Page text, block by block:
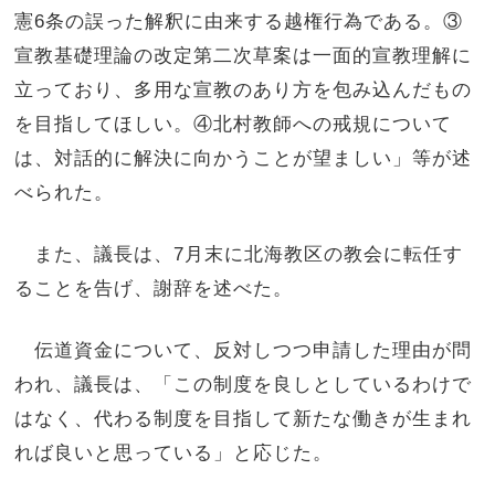
憲6条の誤った解釈に由来する越権行為である。③
宣教基礎理論の改定第二次草案は一面的宣教理解に
立っており、多用な宣教のあり方を包み込んだもの
を目指してほしい。④北村教師への戒規について
は、対話的に解決に向かうことが望ましい」等が述
べられた。
また、議長は、7月末に北海教区の教会に転任す
ることを告げ、謝辞を述べた。
伝道資金について、反対しつつ申請した理由が問
われ、議長は、「この制度を良しとしているわけで
はなく、代わる制度を目指して新たな働きが生まれ
れば良いと思っている」と応じた。